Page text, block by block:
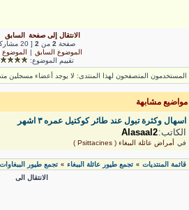
الانتقال إلى صفحة السابق
صفحة2من 2[ 20 مشاركة ]
الموضوع السابق| الموضوع
تقييم الموضوع:
المستخدمون المتصفحون لهذا المنتدى: لا يوجد أعضاء مسجلين متصلين و 8
مشابهة
اسهال وكثرة تبول عند طائر كوكتيل عمره ٣ اشهر
الكاتب:Alasaal2
في أمراض عائلة الببغاء ( Psittacines )
قائمة المنتديات» تجمع طيور عائلة الببغاء» تجمع طيور الببغاوات
الانتقال الى